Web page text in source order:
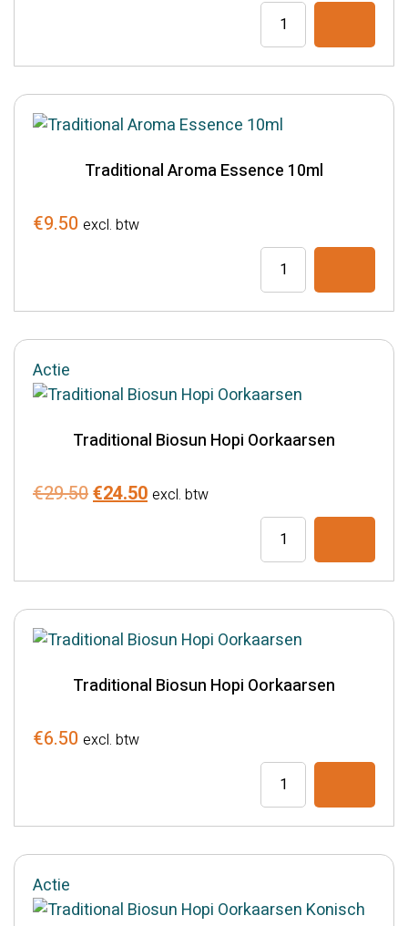
Energy
500ml
aantal
Traditional Aroma Essence 10ml
€9.50 excl. btw
Traditional
Essence
Actie
Traditional Biosun Hopi Oorkaarsen
€29.50Oorspronkelijke
€29.50.
€24.50Huidige
€24.50.
excl. btw
Traditional
Hopi
Traditional Biosun Hopi Oorkaarsen
€6.50 excl. btw
Traditional
Hopi
Actie